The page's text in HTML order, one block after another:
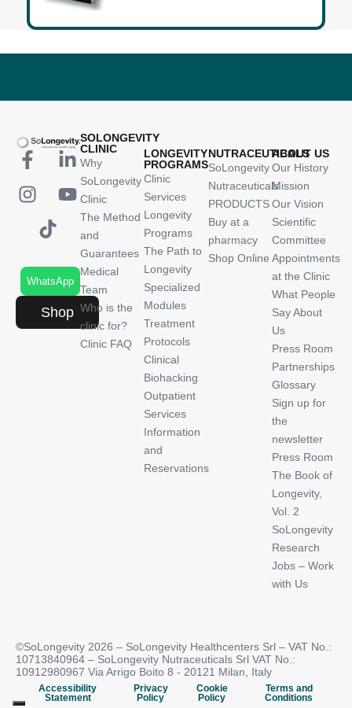
WhatsApp
Shop
SOLONGEVITY
CLINIC
Why
SoLongevity
Clinic
The Method
and
Guarantees
Medical
Team
Who is the
clinic for?
Clinic FAQ
LONGEVITY
PROGRAMS
Clinic
Services
Longevity
Programs
The Path to
Longevity
Specialized
Modules
Treatment
Protocols
Clinical
Biohacking
Outpatient
Services
Information
and
Reservations
NUTRACEUTICALS
SoLongevity
Nutraceuticals
PRODUCTS
Buy at a
pharmacy
Shop Online
ABOUT US
Our History
Mission
Our Vision
Scientific
Committee
Appointments
at the Clinic
What People
Say About
Us
Press Room
Partnerships
Glossary
Sign up for
the
newsletter
Press Room
The Book of
Longevity,
Vol. 2
SoLongevity
Research
Jobs – Work
with Us
©SoLongevity 2026 – SoLongevity Healthcenters Srl – VAT No.:
10713840964 – SoLongevity Nutraceuticals Srl VAT No.:
10912980967 Via Arrigo Boito 8 - 20121 Milan, Italy
Accessibility
Statement
Privacy
Policy
Cookie
Policy
Terms and
Conditions